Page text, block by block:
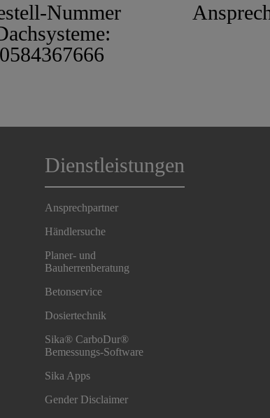
Nummer
0584367666
Dienstleistungen
Ansprechpartner
Händlersuche
Planer- und
Bauherrenberatung
Betonservice
Dosiertechnik
Sika® CarboDur®
Bemessungs-Software
Sika Apps
Gender Disclaimer